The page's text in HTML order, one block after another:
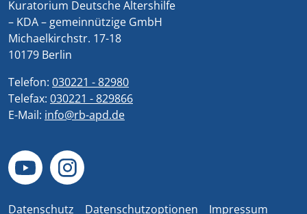
Kuratorium Deutsche Altershilfe
– KDA – gemeinnützige GmbH
Michaelkirchstr. 17-18
10179 Berlin
Telefon: 030221 - 82980
Telefax: 030221 - 829866
E-Mail: info@rb-apd.de
Datenschutz Datenschutzoptionen Impressum